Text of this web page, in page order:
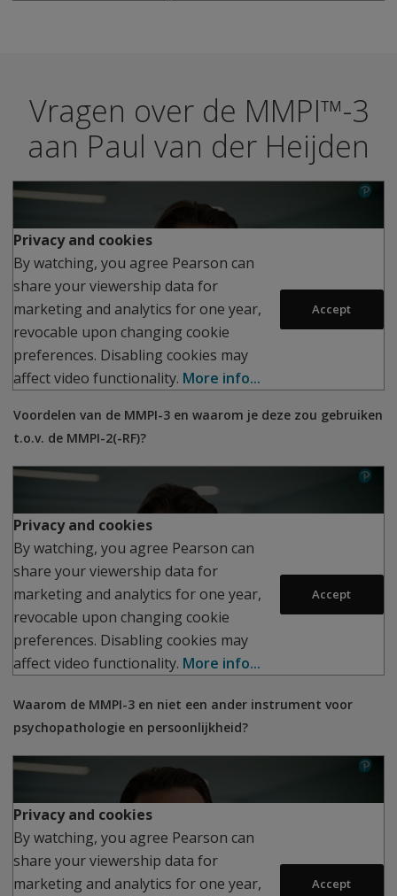
Vragen over de MMPI™-3
aan Paul van der Heijden
Play
Privacy and cookies
By watching, you agree Pearson can
share your viewership data for
marketing and analytics for one year,
revocable upon changing cookie
preferences. Disabling cookies may
affect video functionality. More info...
Accept
Voordelen van de MMPI-3 en waarom je deze zou gebruiken
t.o.v. de MMPI-2(-RF)?
Play
Privacy and cookies
By watching, you agree Pearson can
share your viewership data for
marketing and analytics for one year,
revocable upon changing cookie
preferences. Disabling cookies may
affect video functionality. More info...
Accept
Waarom de MMPI-3 en niet een ander instrument voor
psychopathologie en persoonlijkheid?
Play
Privacy and cookies
By watching, you agree Pearson can
share your viewership data for
marketing and analytics for one year,
Accept